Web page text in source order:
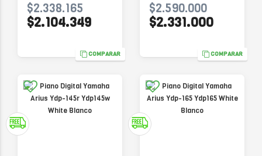
$2.338.165
$2.104.349
COMPARAR
$2.590.000
$2.331.000
COMPARAR